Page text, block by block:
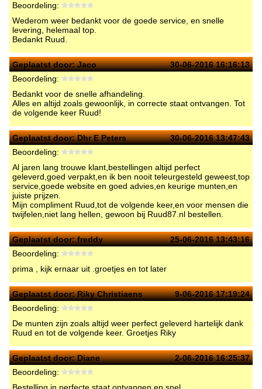
Beoordeling:
Wederom weer bedankt voor de goede service, en snelle
levering, helemaal top.
Bedankt Ruud.
Geplaatst door:Jaco
30-06-2016 16:16:13
Beoordeling:
Bedankt voor de snelle afhandeling.
Alles en altijd zoals gewoonlijk, in correcte staat ontvangen. Tot
de volgende keer Ruud!
Geplaatst door:Dhr E Peters
30-06-2016 13:47:43
Beoordeling:
Al jaren lang trouwe klant,bestellingen altijd perfect
geleverd,goed verpakt,en ik ben nooit teleurgesteld geweest,top
service,goede website en goed advies,en keurige munten,en
juiste prijzen.
Mijn compliment Ruud,tot de volgende keer,en voor mensen die
twijfelen,niet lang hellen, gewoon bij Ruud87.nl bestellen.
Geplaatst door:freddy
25-06-2016 13:43:16
Beoordeling:
prima , kijk ernaar uit .groetjes en tot later
Geplaatst door:Riky Christiaens
9-06-2016 17:19:24
Beoordeling:
De munten zijn zoals altijd weer perfect geleverd hartelijk dank
Ruud en tot de volgende keer. Groetjes Riky
Geplaatst door:Diane
2-06-2016 16:25:37
Beoordeling: